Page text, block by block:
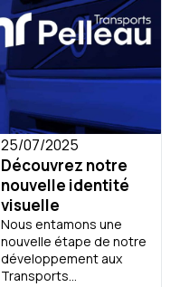
25/07/2025
Découvrez notre
nouvelle identité
visuelle
Nous entamons une
nouvelle étape de notre
développement aux
Transports...